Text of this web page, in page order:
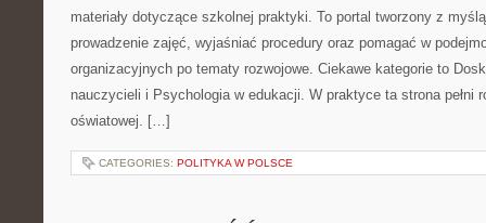
materiały dotyczące szkolnej praktyki. To portal tworzony z
prowadzenie zajęć, wyjaśniać procedury oraz pomagać w
organizacyjnych po tematy rozwojowe. Ciekawe kategorie to
nauczycieli i Psychologia w edukacji. W praktyce ta strona pełni
oświatowej. […]
CATEGORIES: POLITYKA W POLSCE